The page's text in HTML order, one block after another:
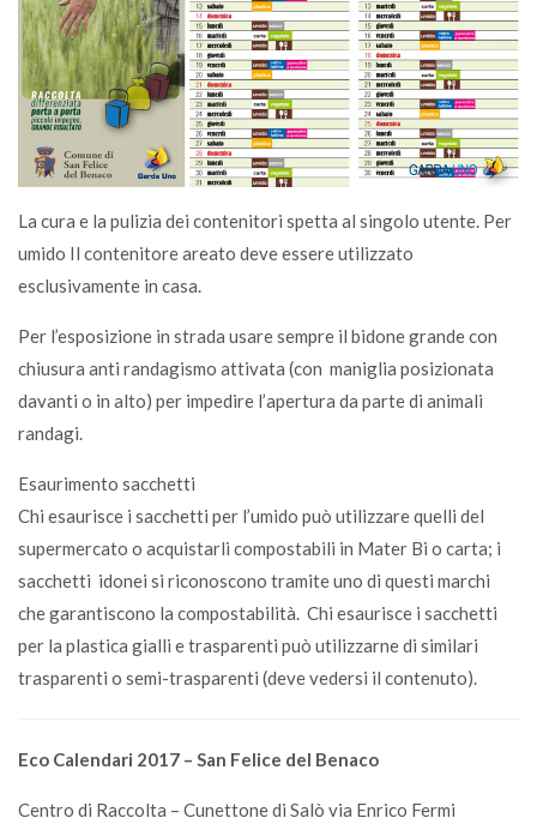
La cura e la pulizia dei contenitori spetta al singolo utente. Per
umido Il contenitore areato deve essere utilizzato
esclusivamente in casa.
Per l’esposizione in strada usare sempre il bidone grande con
chiusura anti randagismo attivata (con maniglia posizionata
davanti o in alto) per impedire l’apertura da parte di animali
randagi.
Esaurimento sacchetti
Chi esaurisce i sacchetti per l’umido può utilizzare quelli del
supermercato o acquistarli compostabili in Mater Bi o carta; i
sacchetti idonei si riconoscono tramite uno di questi marchi
che garantiscono la compostabilità. Chi esaurisce i sacchetti
per la plastica gialli e trasparenti può utilizzarne di similari
trasparenti o semi-trasparenti (deve vedersi il contenuto).
Eco Calendari 2017 – San Felice del Benaco
Centro di Raccolta – Cunettone di Salò via Enrico Fermi